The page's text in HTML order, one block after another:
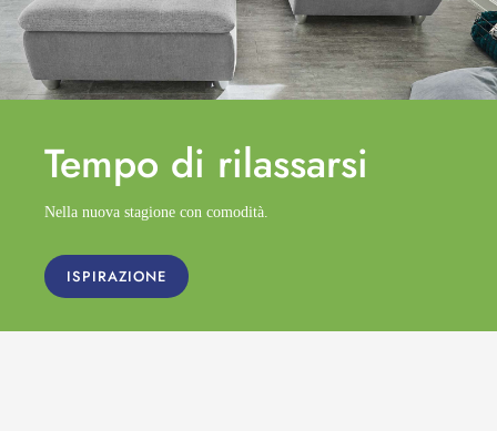
Tempo di rilassarsi
Nella nuova stagione con comodità.
ISPIRAZIONE